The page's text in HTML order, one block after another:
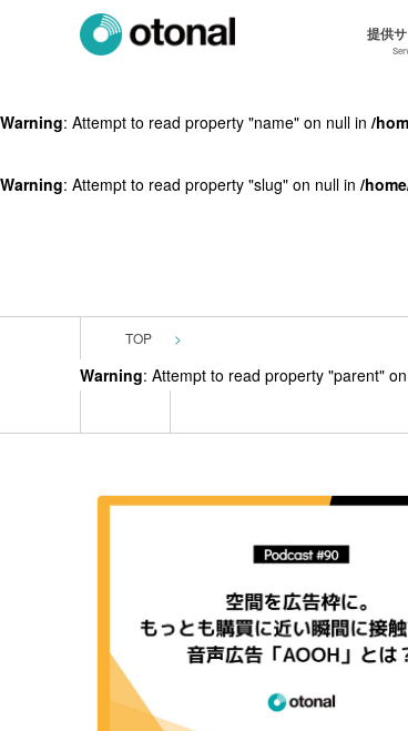
提供
Warning: Attempt to read property "name" on null in /
Warning: Attempt to read property "slug" on null in /
TOP
Warning: Attempt to read property "parent"